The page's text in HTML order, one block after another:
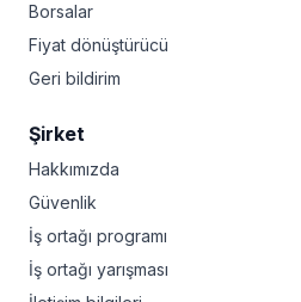
Borsalar
Fiyat dönüştürücü
Geri bildirim
Şirket
Hakkımızda
Güvenlik
İş ortağı programı
İş ortağı yarışması